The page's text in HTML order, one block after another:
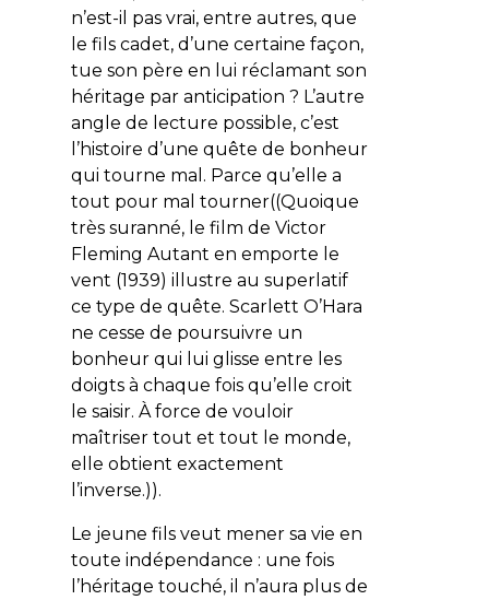
n’est-il pas vrai, entre autres, que
le fils cadet, d’une certaine façon,
tue son père en lui réclamant son
héritage par anticipation ? L’autre
angle de lecture possible, c’est
l’histoire d’une quête de bonheur
qui tourne mal. Parce qu’elle a
tout pour mal tourner((Quoique
très suranné, le film de Victor
Fleming Autant en emporte le
vent (1939) illustre au superlatif
ce type de quête. Scarlett O’Hara
ne cesse de poursuivre un
bonheur qui lui glisse entre les
doigts à chaque fois qu’elle croit
le saisir. À force de vouloir
maîtriser tout et tout le monde,
elle obtient exactement
l’inverse.)).
Le jeune fils veut mener sa vie en
toute indépendance : une fois
l’héritage touché, il n’aura plus de